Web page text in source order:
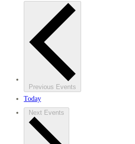
Previous Events
Today
Next Events